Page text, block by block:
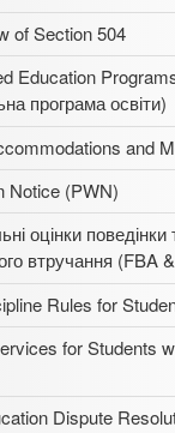
of Section 504
Education
програма освіти)
and
Notice (PWN)
оцінки
втручання (FBA
Rules for
for Students
Dispute